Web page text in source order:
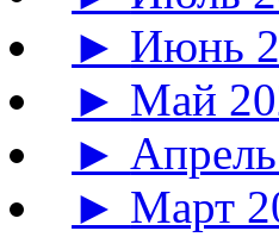
► Июнь
► Май
►
► Март